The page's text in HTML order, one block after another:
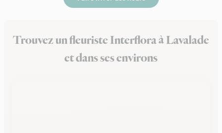
Trouvez un fleuriste Interflora à Lavalade
et dans ses environs